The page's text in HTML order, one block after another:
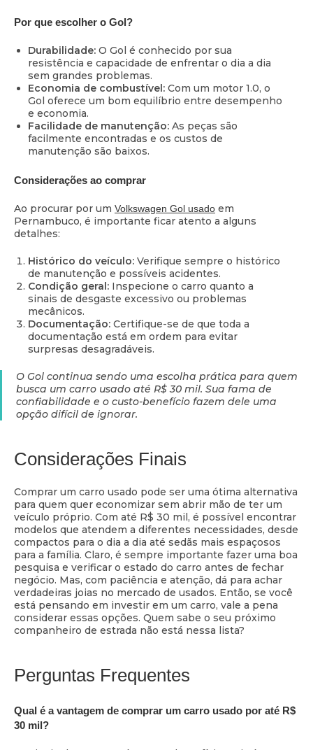
Por que escolher o Gol?
Durabilidade: O Gol é conhecido por sua
resistência e capacidade de enfrentar o dia a dia
sem grandes problemas.
Economia de combustível: Com um motor 1.0, o
Gol oferece um bom equilíbrio entre desempenho
e economia.
Facilidade de manutenção: As peças são
facilmente encontradas e os custos de
manutenção são baixos.
Considerações ao comprar
Ao procurar por um Volkswagen Gol usado em
Pernambuco, é importante ficar atento a alguns
detalhes:
Histórico do veículo: Verifique sempre o histórico
de manutenção e possíveis acidentes.
Condição geral: Inspecione o carro quanto a
sinais de desgaste excessivo ou problemas
mecânicos.
Documentação: Certifique-se de que toda a
documentação está em ordem para evitar
surpresas desagradáveis.
O Gol continua sendo uma escolha prática para quem
busca um carro usado até R$ 30 mil. Sua fama de
confiabilidade e o custo-benefício fazem dele uma
opção difícil de ignorar.
Considerações Finais
Comprar um carro usado pode ser uma ótima alternativa
para quem quer economizar sem abrir mão de ter um
veículo próprio. Com até R$ 30 mil, é possível encontrar
modelos que atendem a diferentes necessidades, desde
compactos para o dia a dia até sedãs mais espaçosos
para a família. Claro, é sempre importante fazer uma boa
pesquisa e verificar o estado do carro antes de fechar
negócio. Mas, com paciência e atenção, dá para achar
verdadeiras joias no mercado de usados. Então, se você
está pensando em investir em um carro, vale a pena
considerar essas opções. Quem sabe o seu próximo
companheiro de estrada não está nessa lista?
Perguntas Frequentes
Qual é a vantagem de comprar um carro usado por até R$
30 mil?